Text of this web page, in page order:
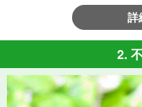
詳
2.